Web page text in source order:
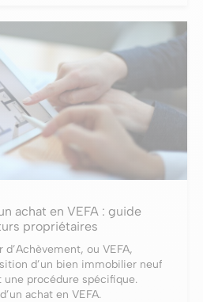
achat en VEFA : guide
propriétaires
d’Achèvement, ou VEFA,
d’un bien immobilier neuf
une procédure spécifique.
achat en VEFA.